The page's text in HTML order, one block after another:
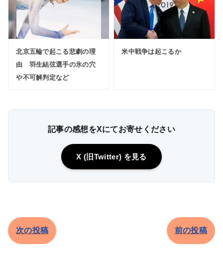
北京五輪で起こる悲劇の理
由 羽生結弦選手の氷の穴
や不可解判定など
米中戦争は起こるか
記事の感想をXにてお寄せください
X (旧Twitter) を見る
次の投稿 前の投稿